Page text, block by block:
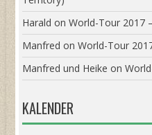
Harald onWorld-Tour 2017
Manfred onWorld-Tour
Manfred und Heike on
KALENDER